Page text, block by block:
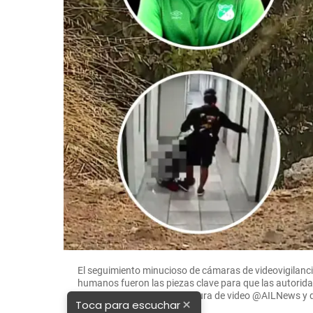
El seguimiento minucioso de cámaras de
humanos fueron las piezas clave para que las
Stiven Carabalí. FOTO: Captura de video @AILNews
Toca para escuchar×